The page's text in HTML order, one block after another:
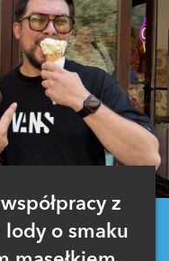
z
lody o smaku